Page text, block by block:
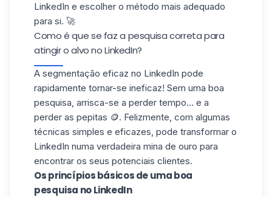
LinkedIn e escolher o método mais adequado
para si. 🚀
Como é que se faz a pesquisa correta para
atingir o alvo no LinkedIn?
A segmentação eficaz no LinkedIn pode
rapidamente tornar-se ineficaz! Sem uma boa
pesquisa, arrisca-se a perder tempo... e a
perder as pepitas 🪙. Felizmente, com algumas
técnicas simples e eficazes, pode transformar o
LinkedIn numa verdadeira mina de ouro para
encontrar os seus potenciais clientes.
Os princípios básicos de uma boa
pesquisa no LinkedIn